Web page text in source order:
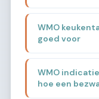
WMO
goed voor
WMO
hoe een